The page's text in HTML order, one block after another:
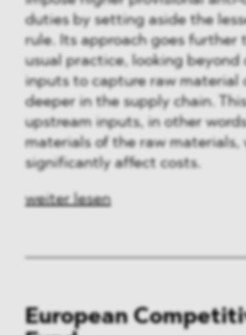
duties by setting aside the
rule. Its approach goes further
usual practice, looking beyond
inputs to capture raw material
deeper in the supply chain.
upstream inputs, in other
materials of the raw materials,
significantly affect costs.
weiter lesen
European